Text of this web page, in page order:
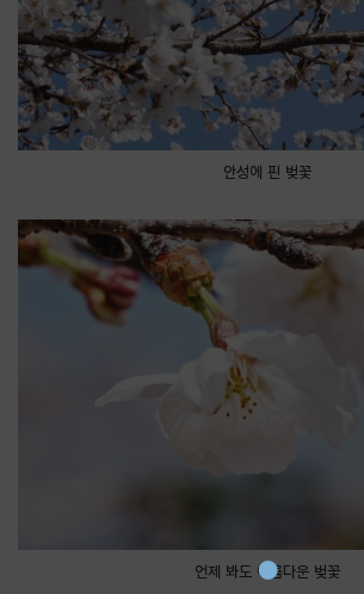
안성에 핀 벚꽃
언제 봐도 아름다운 벚꽃